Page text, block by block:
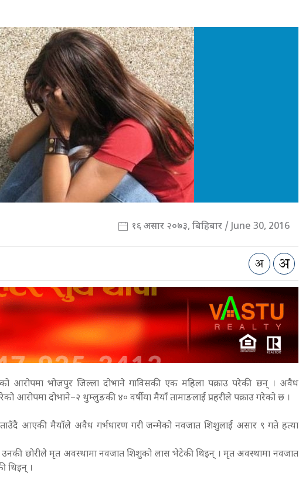
१६ असार २०७३, बिहिबार / June 30, 2016
भोजपुर जिल्ला दोभाने गाविसकी एक महिला पक्राउ परेकी छन् । अवैध
आरोपमा दोभाने–२ थुम्लुङकी ४० वर्षीया मैयाँ तामाङलाई प्रहरीले पक्राउ गरेको छ ।
आएकी मैयाँले अवैध गर्भधारण गरी जन्मेको नवजात शिशुलाई असार ९ गते हत्या
उनकी छोरीले मृत अवस्थामा नवजात शिशुको लास भेटेकी थिइन् । मृत अवस्थामा नवजात
थिइन् ।